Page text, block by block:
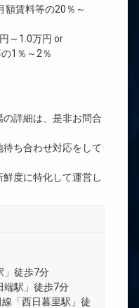
賃料等の20％～
～1.0万円 or
1％～2％
詳細は、是非お問合
ち合わせ対応をして
度に特化して運営し
」徒歩7分
端駅」徒歩7分
「西日暮里駅」徒